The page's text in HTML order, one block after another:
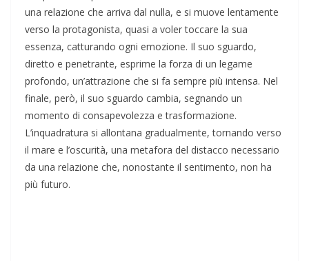
una relazione che arriva dal nulla, e si muove lentamente
verso la protagonista, quasi a voler toccare la sua
essenza, catturando ogni emozione. Il suo sguardo,
diretto e penetrante, esprime la forza di un legame
profondo, un’attrazione che si fa sempre più intensa. Nel
finale, però, il suo sguardo cambia, segnando un
momento di consapevolezza e trasformazione.
L’inquadratura si allontana gradualmente, tornando verso
il mare e l’oscurità, una metafora del distacco necessario
da una relazione che, nonostante il sentimento, non ha
più futuro.